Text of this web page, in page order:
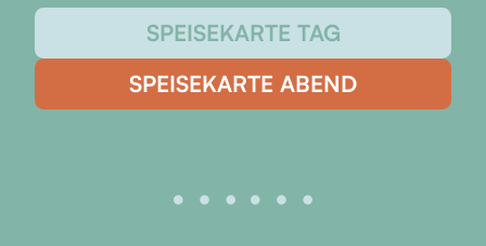
SPEISEKARTE TAG
SPEISEKARTE ABEND